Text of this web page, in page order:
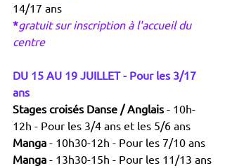
14/17 ans
*gratuit sur inscription à l'accueil du
centre
DU 15 AU 19 JUILLET - Pour les 3/17
ans
Stages croisés Danse / Anglais - 10h-
12h - Pour les 3/4 ans et les 5/6 ans
Manga - 10h30-12h - Pour les 7/10 ans
Manga - 13h30-15h - Pour les 11/13 ans